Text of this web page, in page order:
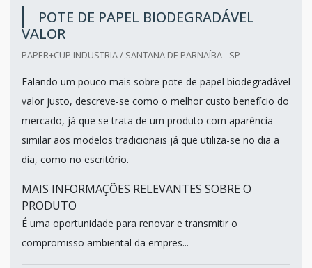
POTE DE PAPEL BIODEGRADÁVEL
VALOR
PAPER+CUP INDUSTRIA / SANTANA DE PARNAÍBA - SP
Falando um pouco mais sobre pote de papel biodegradável
valor justo, descreve-se como o melhor custo benefício do
mercado, já que se trata de um produto com aparência
similar aos modelos tradicionais já que utiliza-se no dia a
dia, como no escritório.
MAIS INFORMAÇÕES RELEVANTES SOBRE O
PRODUTO
É uma oportunidade para renovar e transmitir o
compromisso ambiental da empres...